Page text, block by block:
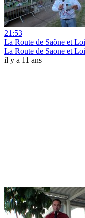
21:53
La Route de Saône et
La Route de Saone et
il y a 11 ans